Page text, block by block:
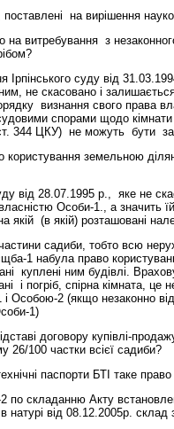
поставлені на вирішення
на витребування з
суду від
не скасовано і
визнання свого права
спорами щодо
344 ЦКУ) не можуть бути
земельною
від 28.07.1995 р., яке не
Особи-1., а значить
якій (в якій) розташовані
садиби, тобто всю
1 набула право
куплені ним будівлі.
і погріб, спірна кімната,
Особою-2 (якщо незаконно
1)
договору купівлі-
26/100 частки всієї садиби?
паспорти БТІ таке
по складанню Акту
натурі від 08.12.2005р. склад